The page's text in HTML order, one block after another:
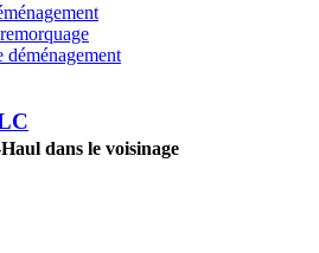
déménagement
dans le voisinage